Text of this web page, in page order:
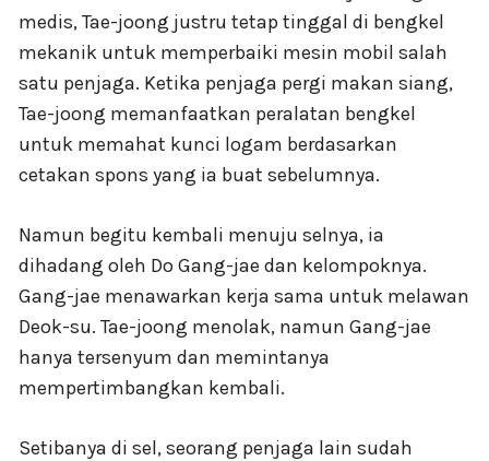
medis, Tae-joong justru tetap tinggal di bengkel
mekanik untuk memperbaiki mesin mobil salah
satu penjaga. Ketika penjaga pergi makan siang,
Tae-joong memanfaatkan peralatan bengkel
untuk memahat kunci logam berdasarkan
cetakan spons yang ia buat sebelumnya.
Namun begitu kembali menuju selnya, ia
dihadang oleh Do Gang-jae dan kelompoknya.
Gang-jae menawarkan kerja sama untuk melawan
Deok-su. Tae-joong menolak, namun Gang-jae
hanya tersenyum dan memintanya
mempertimbangkan kembali.
Setibanya di sel, seorang penjaga lain sudah